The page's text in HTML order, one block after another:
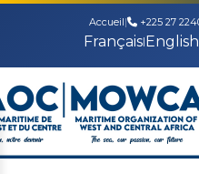
Accueil| +225 27
Français|English